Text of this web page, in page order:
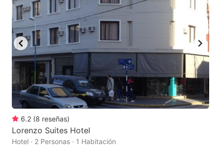
6.2 (8 reseñas)
Lorenzo Suites Hotel
Hotel · 2 Personas · 1 Habitación